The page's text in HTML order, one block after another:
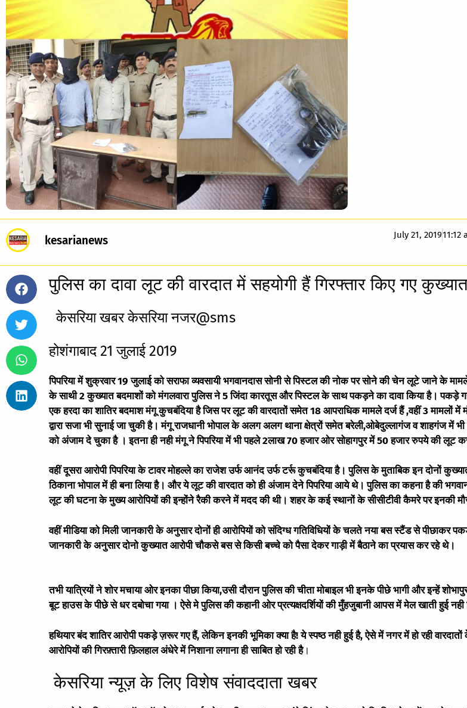
kesarianews July 21, 201911:12
पुलिस का दावा लूट की वारदात में सहयोगी हैं गिरफ्तार किए गए
केसरिया खबर केसरिया नजर@sms
होशंगाबाद 21 जुलाई 2019
पिपरिया में शुक्रवार 19 जुलाई को सराफा व्यवसायी भगवानदास सोनी से पिस्टल की नोक पर सोने की चेन लूटे जाने के
के साथी 2 कुख्यात बदमाशों को मंगलवारा पुलिस ने 5 जिंदा कारतूस और पिस्टल के साथ पकड़ने का दावा किया है। पकड़े
एक हरदा का शातिर बदमाश मंगू कुचबंदिया है जिस पर लूट की वारदातों समेत 18 आपराधिक मामले दर्ज हैं ,वहीं 3 मामलों में
द्वारा सजा भी सुनाई जा चुकी है। मंगू राजधानी भोपाल के अलग अलग थाना क्षेत्रों समेत बरेली,ओबेदुल्लागंज व शाहगंज में भी
को अंजाम दे चुका है । इतना ही नही मंगू ने पिपरिया में भी पहले 2लाख 70 हजार ओर सोहागपुर में 50 हजार रुपये की लूट
वहीं दूसरा आरोपी पिपरिया के टावर मोहल्ले का राजेश उर्फ आनंद उर्फ टर्रू कुचबंदिया है। पुलिस के मुताबिक इन दोनों
ठिकाना भोपाल में ही बना लिया है। और ये लूट की वारदात को ही अंजाम देने पिपरिया आये थे। पुलिस का कहना है की
लूट की घटना के मुख्य आरोपियों की इन्होंने रैकी करने में मदद की थी। शहर के कई स्थानों के सीसीटीवी कैमरे पर इनकी
वहीं मीडिया को मिली जानकारी के अनुसार दोनों ही आरोपियों को संदिग्ध गतिविधियों के चलते नया बस स्टैंड से पीछाकर
जानकारी के अनुसार दोनो कुख्यात आरोपी चौकसे बस से किसी बच्चे को पैसा देकर गाड़ी में बैठाने का प्रयास कर रहे थे।
तभी यात्रियों ने शोर मचाया ओर इनका पीछा किया,उसी दौरान पुलिस की चीता मोबाइल भी इनके पीछे भागी और इन्हें
बूट हाउस के पीछे से धर दबोचा गया । ऐसे मे पुलिस की कहानी ओर प्रत्यक्षदर्शियों की मुँहजुबानी आपस में मेल खाती हुई नही
हथियार बंद शातिर आरोपी पकड़े ज़रूर गए हैं, लेकिन इनकी भूमिका क्या है! ये स्पष्ठ नही हुई है, ऐसे में नगर में हो रही वारदातों
आरोपियों की गिरफ़्तारी फ़िलहाल अंधेरे में निशाना लगाना ही साबित हो रही है।
केसरिया न्यूज़ के लिए विशेष संवाददाता खबर